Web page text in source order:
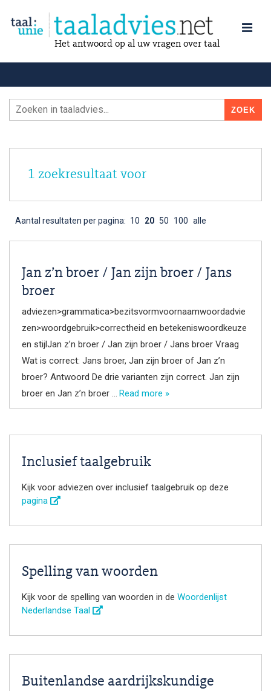
Het antwoord op al uw vragen over taal
1 zoekresultaat voor
Aantal resultaten per pagina: 10 20 50 100 alle
Jan z’n broer / Jan zijn broer / Jans
broer
adviezen>grammatica>bezitsvormvoornaamwoordadvie
zen>woordgebruik>correctheid en betekeniswoordkeuze
en stijlJan z’n broer / Jan zijn broer / Jans broer Vraag
Wat is correct: Jans broer, Jan zijn broer of Jan z’n
broer? Antwoord De drie varianten zijn correct. Jan zijn
broer en Jan z’n broer … Read more »
Inclusief taalgebruik
Kijk voor adviezen over inclusief taalgebruik op deze
pagina
Spelling van woorden
Kijk voor de spelling van woorden in de Woordenlijst
Nederlandse Taal
Buitenlandse aardrijkskundige